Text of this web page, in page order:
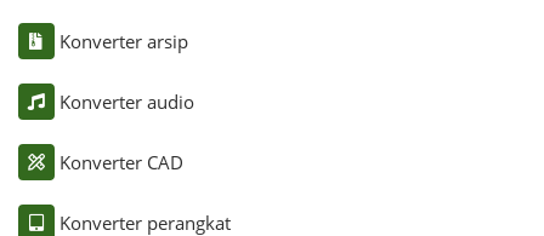
Konverter arsip
Konverter audio
Konverter CAD
Konverter perangkat